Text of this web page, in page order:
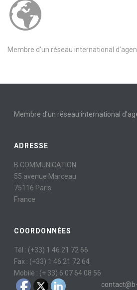
Membre d’un réseau international
Membre d’un réseau international
ADRESSE
B COMMUNICATION
55 avenue Marceau
75116 Paris
France
COORDONNÉES
Tél : (+33) 1 46 21 72 66
Fax : (+33) 1 46 21 72 64
Mobile : (+ 33) 6 07 64 08 56